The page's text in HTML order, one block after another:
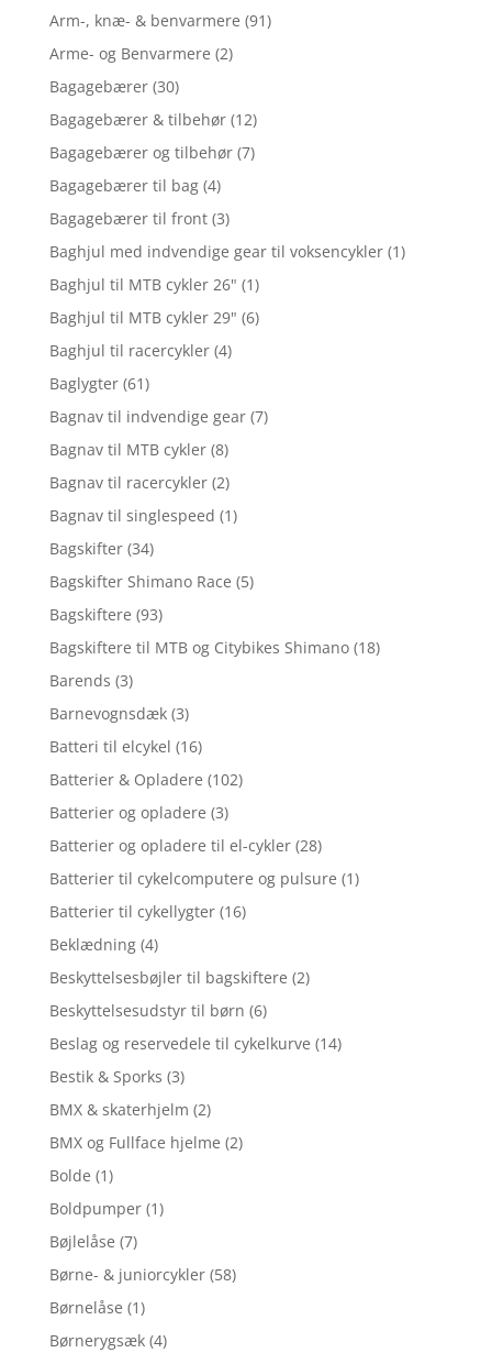
Arm-, knæ- & benvarmere (91)
Arme- og Benvarmere (2)
Bagagebærer (30)
Bagagebærer & tilbehør (12)
Bagagebærer og tilbehør (7)
Bagagebærer til bag (4)
Bagagebærer til front (3)
Baghjul med indvendige gear til voksencykler (1)
Baghjul til MTB cykler 26" (1)
Baghjul til MTB cykler 29" (6)
Baghjul til racercykler (4)
Baglygter (61)
Bagnav til indvendige gear (7)
Bagnav til MTB cykler (8)
Bagnav til racercykler (2)
Bagnav til singlespeed (1)
Bagskifter (34)
Bagskifter Shimano Race (5)
Bagskiftere (93)
Bagskiftere til MTB og Citybikes Shimano (18)
Barends (3)
Barnevognsdæk (3)
Batteri til elcykel (16)
Batterier & Opladere (102)
Batterier og opladere (3)
Batterier og opladere til el-cykler (28)
Batterier til cykelcomputere og pulsure (1)
Batterier til cykellygter (16)
Beklædning (4)
Beskyttelsesbøjler til bagskiftere (2)
Beskyttelsesudstyr til børn (6)
Beslag og reservedele til cykelkurve (14)
Bestik & Sporks (3)
BMX & skaterhjelm (2)
BMX og Fullface hjelme (2)
Bolde (1)
Boldpumper (1)
Bøjlelåse (7)
Børne- & juniorcykler (58)
Børnelåse (1)
Børnerygsæk (4)